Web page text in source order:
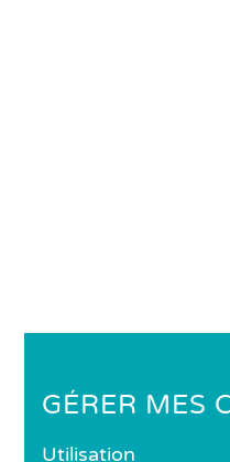
GÉRER MES
Utilisation